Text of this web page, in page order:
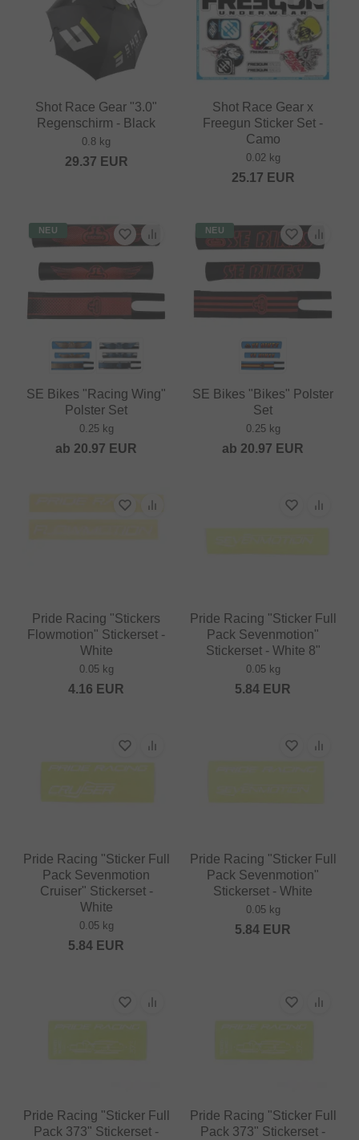
Shot Race Gear "3.0"
Regenschirm - Black
0.8 kg
29.37 EUR
Shot Race Gear x
Freegun Sticker Set -
Camo
0.02 kg
25.17 EUR
NEU
SE Bikes "Racing Wing"
Polster Set
0.25 kg
ab 20.97 EUR
NEU
SE Bikes "Bikes" Polster
Set
0.25 kg
ab 20.97 EUR
Pride Racing "Stickers
Flowmotion" Stickerset -
White
0.05 kg
4.16 EUR
Pride Racing "Sticker Full
Pack Sevenmotion"
Stickerset - White 8"
0.05 kg
5.84 EUR
Pride Racing "Sticker Full
Pack Sevenmotion
Cruiser" Stickerset -
White
0.05 kg
5.84 EUR
Pride Racing "Sticker Full
Pack Sevenmotion"
Stickerset - White
0.05 kg
5.84 EUR
Pride Racing "Sticker Full
Pack 373" Stickerset -
Pride Racing "Sticker Full
Pack 373" Stickerset -